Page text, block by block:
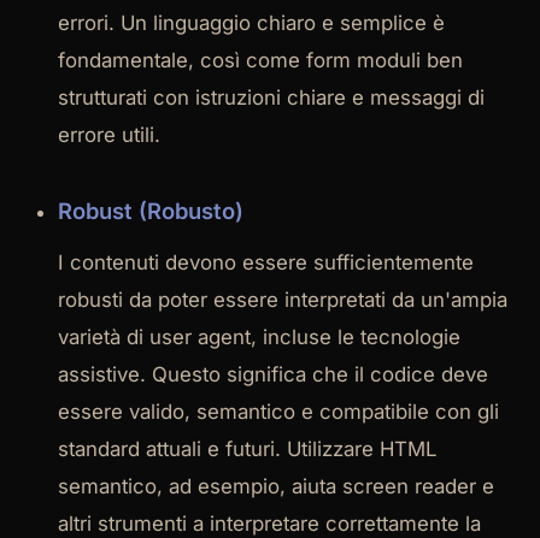
errori. Un linguaggio chiaro e semplice è
fondamentale, così come form moduli ben
strutturati con istruzioni chiare e messaggi di
errore utili.
Robust (Robusto)
I contenuti devono essere sufficientemente
robusti da poter essere interpretati da un'ampia
varietà di user agent, incluse le tecnologie
assistive. Questo significa che il codice deve
essere valido, semantico e compatibile con gli
standard attuali e futuri. Utilizzare HTML
semantico, ad esempio, aiuta screen reader e
altri strumenti a interpretare correttamente la